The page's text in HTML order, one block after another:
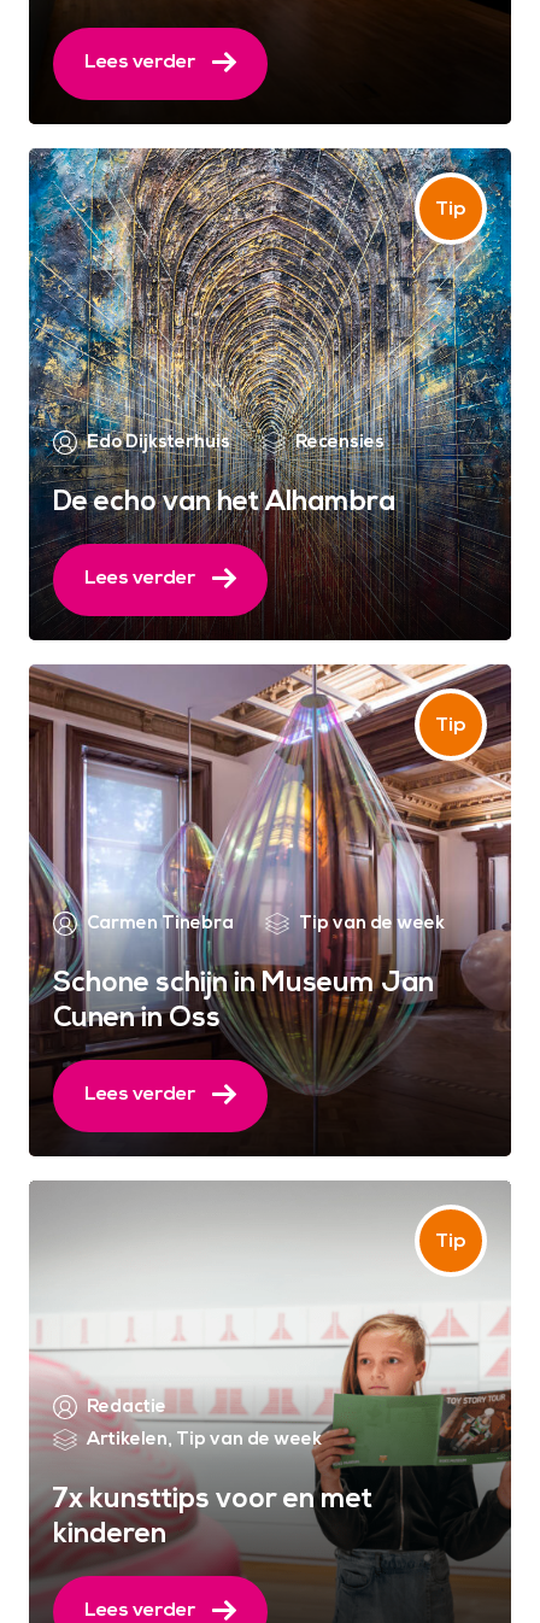
Lees verder
Edo Dijksterhuis Recensies
De echo van het Alhambra
Lees verder
Carmen Tinebra Tip van de week
Schone schijn in Museum Jan
Cunen in Oss
Lees verder
Redactie
Artikelen, Tip van de week
7x kunsttips voor en met
kinderen
Lees verder